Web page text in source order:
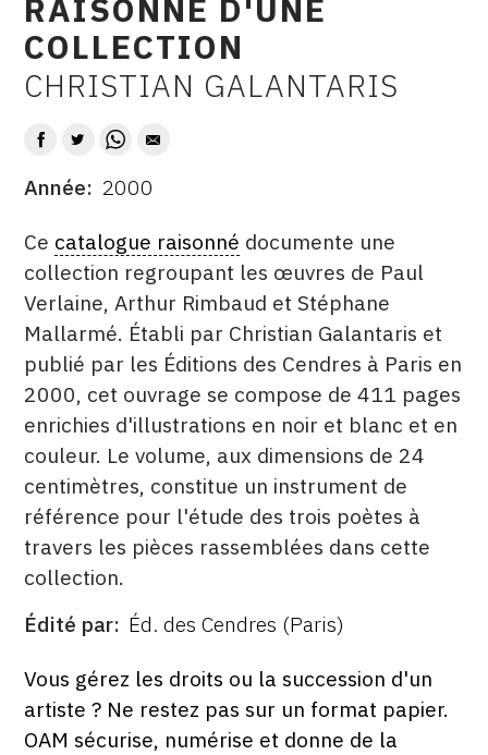
CONTACT
CGU
INSTAGRAM
FACEBOOK
TWITTER
PINTEREST
RAISONNÉ D'UNE
COLLECTION
AUTEUR
CHRISTIAN GALANTARIS
DATE
Année 2000
DESCRITPTION
Ce catalogue raisonné documente une
collection regroupant les œuvres de Paul
Verlaine, Arthur Rimbaud et Stéphane
Mallarmé. Établi par Christian Galantaris et
publié par les Éditions des Cendres à Paris en
2000, cet ouvrage se compose de 411 pages
enrichies d'illustrations en noir et blanc et en
couleur. Le volume, aux dimensions de 24
centimètres, constitue un instrument de
référence pour l'étude des trois poètes à
travers les pièces rassemblées dans cette
collection.
ÉDITÉ
Édité par Éd. des Cendres (Paris)
FORMAT
ÉTAT
Vous gérez les droits ou la succession d'un
artiste ? Ne restez pas sur un format papier.
OAM sécurise, numérise et donne de la